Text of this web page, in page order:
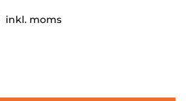
inkl. moms